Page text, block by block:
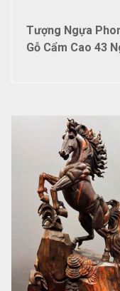
Tượng Ngựa
Gỗ Cẩm Cao 43